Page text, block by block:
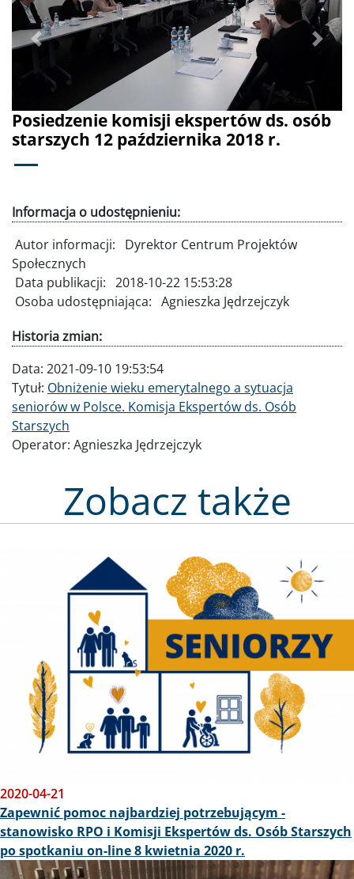
Posiedzenie komisji ekspertów ds. osób
starszych 12 października 2018 r.
Poprzednie Dalej
Informacja o udostępnieniu:
Autor informacji:
Dyrektor Centrum Projektów
Społecznych
Data publikacji: 2018-10-22 15:53:28
Osoba udostępniająca: Agnieszka Jędrzejczyk
Historia zmian:
Data: 2021-09-10 19:53:54
Tytuł: Obniżenie wieku emerytalnego a sytuacja
seniorów w Polsce. Komisja Ekspertów ds. Osób
Starszych
Operator: Agnieszka Jędrzejczyk
Zobacz także
2020-04-21
Zapewnić pomoc najbardziej potrzebującym -
stanowisko RPO i Komisji Ekspertów ds. Osób Starszych
po spotkaniu on-line 8 kwietnia 2020 r.
Obraz